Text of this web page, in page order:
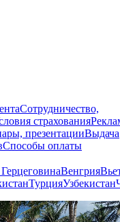
Сотрудничество,
страхования
презентацииВыдача
Способы оплаты
Венгрия
ТурцияУзбекистан